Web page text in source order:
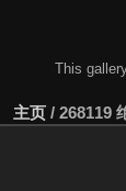
This
主页 / 268119